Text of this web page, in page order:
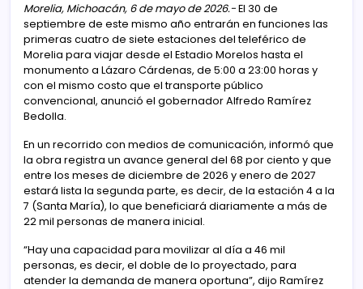
Morelia, Michoacán, 6 de mayo de 2026.-El 30 de
septiembre de este mismo año entrarán en funciones las
primeras cuatro de siete estaciones del teleférico de
Morelia para viajar desde el Estadio Morelos hasta el
monumento a Lázaro Cárdenas, de 5:00 a 23:00 horas y
con el mismo costo que el transporte público
convencional, anunció el gobernador Alfredo Ramírez
Bedolla.
En un recorrido con medios de comunicación, informó que
la obra registra un avance general del 68 por ciento y que
entre los meses de diciembre de 2026 y enero de 2027
estará lista la segunda parte, es decir, de la estación 4 a la
7 (Santa María), lo que beneficiará diariamente a más de
22 mil personas de manera inicial.
“Hay una capacidad para movilizar al día a 46 mil
personas, es decir, el doble de lo proyectado, para
atender la demanda de manera oportuna”, dijo Ramírez